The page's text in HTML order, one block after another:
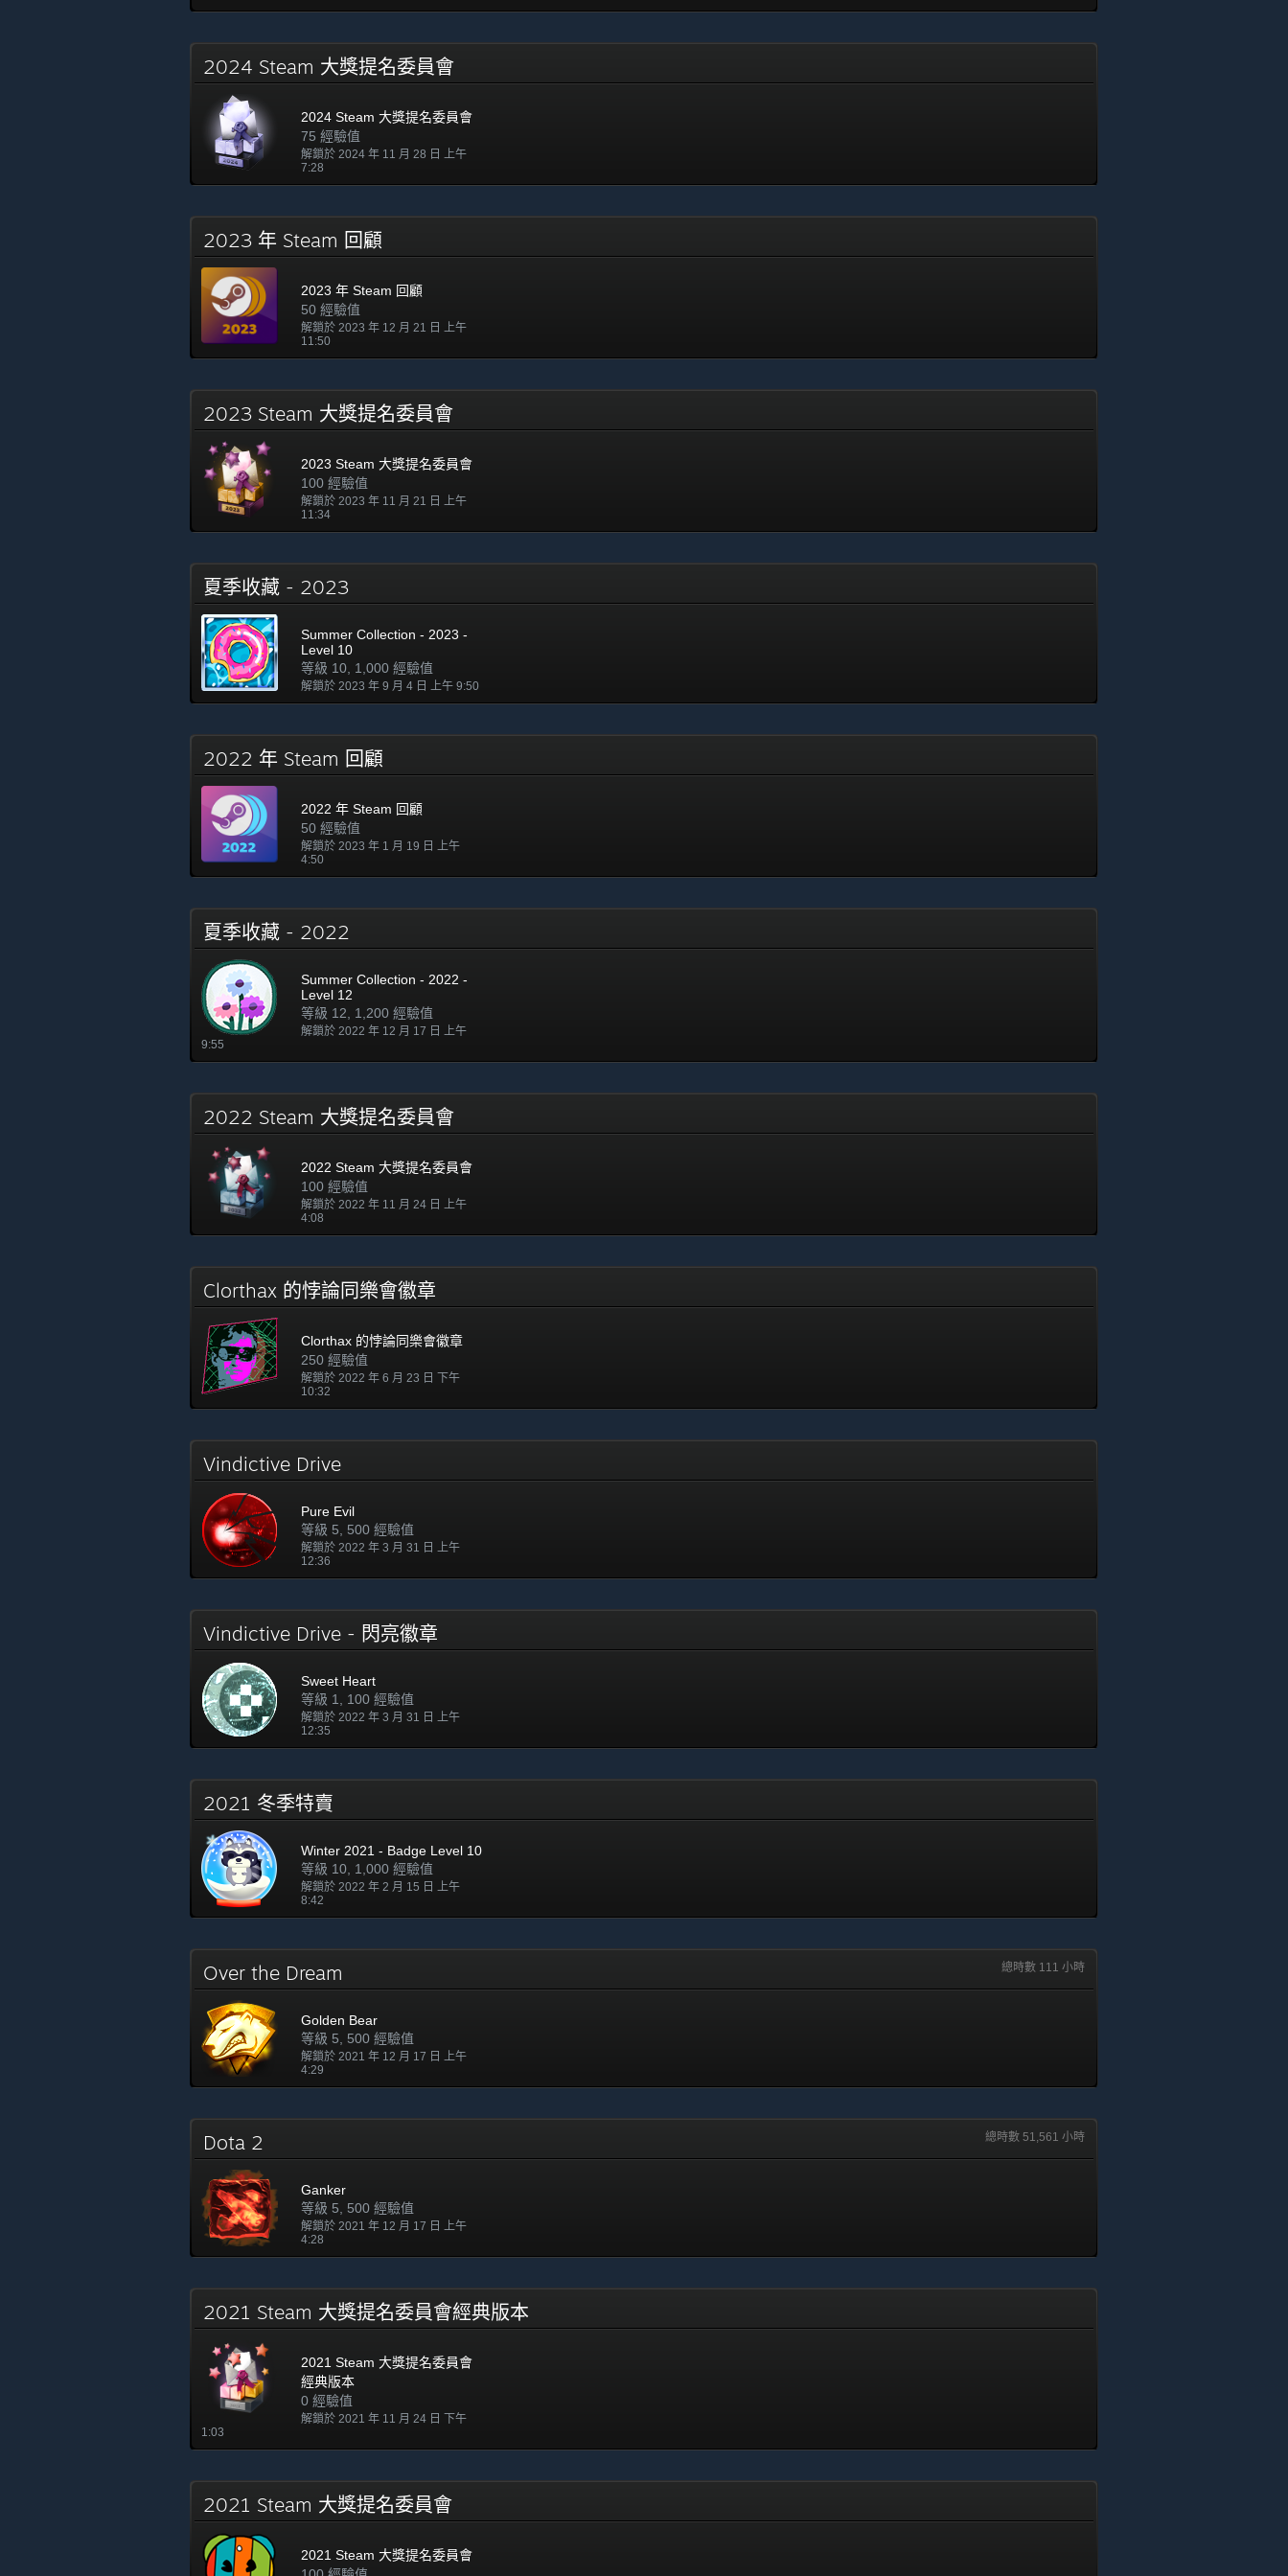
2024 Steam 大獎提名委員會
2024 Steam 大獎提名委員會
75 經驗值
解鎖於 2024 年 11 月 28 日 上午
7:28
2023 年 Steam 回顧
2023 年 Steam 回顧
50 經驗值
解鎖於 2023 年 12 月 21 日 上午
11:50
2023 Steam 大獎提名委員會
2023 Steam 大獎提名委員會
100 經驗值
解鎖於 2023 年 11 月 21 日 上午
11:34
夏季收藏 - 2023
Summer Collection - 2023 -
Level 10
等級 10, 1,000 經驗值
解鎖於 2023 年 9 月 4 日 上午 9:50
2022 年 Steam 回顧
2022 年 Steam 回顧
50 經驗值
解鎖於 2023 年 1 月 19 日 上午
4:50
夏季收藏 - 2022
Summer Collection - 2022 -
Level 12
等級 12, 1,200 經驗值
解鎖於 2022 年 12 月 17 日 上午
9:55
2022 Steam 大獎提名委員會
2022 Steam 大獎提名委員會
100 經驗值
解鎖於 2022 年 11 月 24 日 上午
4:08
Clorthax 的悖論同樂會徽章
Clorthax 的悖論同樂會徽章
250 經驗值
解鎖於 2022 年 6 月 23 日 下午
10:32
Vindictive Drive
Pure Evil
等級 5, 500 經驗值
解鎖於 2022 年 3 月 31 日 上午
12:36
Vindictive Drive - 閃亮徽章
Sweet Heart
等級 1, 100 經驗值
解鎖於 2022 年 3 月 31 日 上午
12:35
2021 冬季特賣
Winter 2021 - Badge Level 10
等級 10, 1,000 經驗值
解鎖於 2022 年 2 月 15 日 上午
8:42
總時數 111 小時
Over the Dream
Golden Bear
等級 5, 500 經驗值
解鎖於 2021 年 12 月 17 日 上午
4:29
總時數 51,561 小時
Dota 2
Ganker
等級 5, 500 經驗值
解鎖於 2021 年 12 月 17 日 上午
4:28
2021 Steam 大獎提名委員會經典版本
2021 Steam 大獎提名委員會
經典版本
0 經驗值
解鎖於 2021 年 11 月 24 日 下午
1:03
2021 Steam 大獎提名委員會
2021 Steam 大獎提名委員會